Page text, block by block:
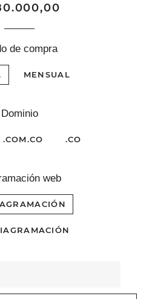
de compra
MENSUAL
Dominio
.COM.CO .CO
web